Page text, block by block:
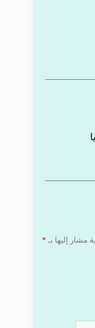
مشار إليها بـ *